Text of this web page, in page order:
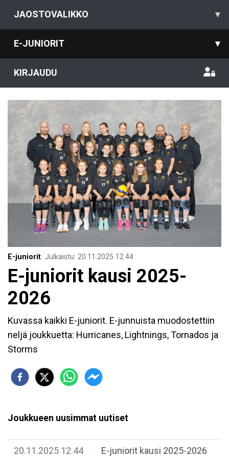
JAOSTOVALIKKO ▾
E-JUNIORIT ▾
KIRJAUDU
E-juniorit Julkaistu: 20.11.2025 12.44
E-juniorit kausi 2025-
2026
Kuvassa kaikki E-juniorit. E-junnuista muodostettiin
neljä joukkuetta: Hurricanes, Lightnings, Tornados ja
Storms
Joukkueen uusimmat uutiset
20.11.2025 12.44 E-juniorit kausi 2025-2026